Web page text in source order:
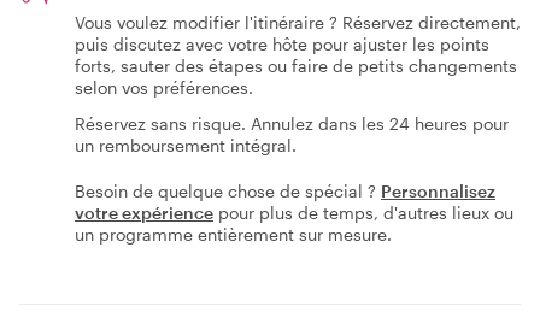
Vous voulez modifier l'itinéraire ? Réservez directement,
puis discutez avec votre hôte pour ajuster les points
forts, sauter des étapes ou faire de petits changements
selon vos préférences.
Réservez sans risque. Annulez dans les 24 heures pour
un remboursement intégral.
Besoin de quelque chose de spécial ? Personnalisez
votre expérience pour plus de temps, d'autres lieux ou
un programme entièrement sur mesure.